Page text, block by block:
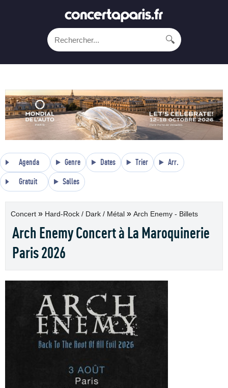
🔍
Agenda Genre Dates Trier Arr.
Gratuit Salles
Concert » Hard-Rock / Dark / Métal » Arch Enemy - Billets
Arch Enemy Concert à La Maroquinerie
Paris 2026